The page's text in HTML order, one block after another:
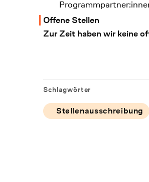
Offene Stellen
Zur Zeit haben wir keine
Schlagwörter
Stellenausschreibung